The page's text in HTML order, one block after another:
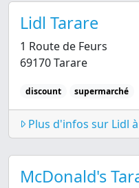
Lidl Tarare
1 Route de Feurs
69170 Tarare
discount supermarché
Plus d'infos sur Lidl
McDonald's